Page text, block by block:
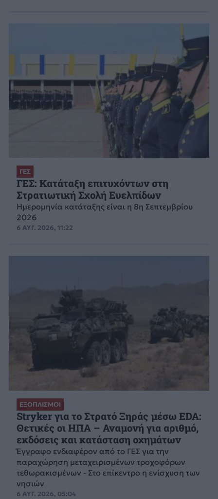
ΓΕΣ
ΓΕΣ: Κατάταξη επιτυχόντων στη
Στρατιωτική Σχολή Ευελπίδων
Ημερομηνία κατάταξης είναι η 8η Σεπτεμβρίου
2026
6 ΑΥΓ. 2026, 11:22
ΕΞΟΠΛΙΣΜΟΙ
Stryker για το Στρατό Ξηράς μέσω EDA:
Θετικές οι ΗΠΑ – Αναμονή για αριθμό,
εκδόσεις και κατάσταση οχημάτων
Έγγραφο ενδιαφέρον από το ΓΕΣ για την
παραχώρηση μεταχειρισμένων τροχοφόρων
τεθωρακισμένων - Στο επίκεντρο η ενίσχυση των
νησιών
6 ΑΥΓ. 2026, 05:04